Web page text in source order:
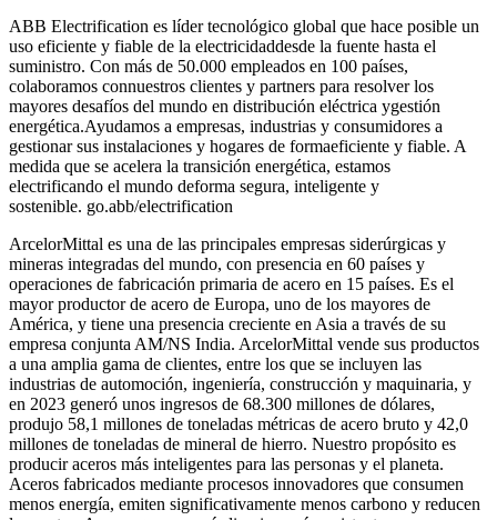
ABB Electrification es líder tecnológico global que hace posible un
uso eficiente y fiable de la electricidaddesde la fuente hasta el
suministro. Con más de 50.000 empleados en 100 países,
colaboramos connuestros clientes y partners para resolver los
mayores desafíos del mundo en distribución eléctrica ygestión
energética.Ayudamos a empresas, industrias y consumidores a
gestionar sus instalaciones y hogares de formaeficiente y fiable. A
medida que se acelera la transición energética, estamos
electrificando el mundo deforma segura, inteligente y
sostenible. go.abb/electrification
ArcelorMittal es una de las principales empresas siderúrgicas y
mineras integradas del mundo, con presencia en 60 países y
operaciones de fabricación primaria de acero en 15 países. Es el
mayor productor de acero de Europa, uno de los mayores de
América, y tiene una presencia creciente en Asia a través de su
empresa conjunta AM/NS India. ArcelorMittal vende sus productos
a una amplia gama de clientes, entre los que se incluyen las
industrias de automoción, ingeniería, construcción y maquinaria, y
en 2023 generó unos ingresos de 68.300 millones de dólares,
produjo 58,1 millones de toneladas métricas de acero bruto y 42,0
millones de toneladas de mineral de hierro. Nuestro propósito es
producir aceros más inteligentes para las personas y el planeta.
Aceros fabricados mediante procesos innovadores que consumen
menos energía, emiten significativamente menos carbono y reducen